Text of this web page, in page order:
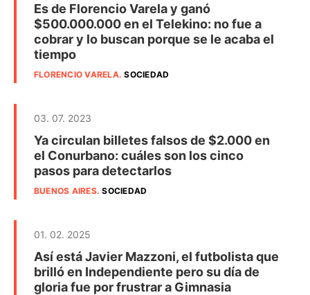
Es de Florencio Varela y ganó
$500.000.000 en el Telekino: no fue a
cobrar y lo buscan porque se le acaba el
tiempo
FLORENCIO VARELA.SOCIEDAD
03. 07. 2023
Ya circulan billetes falsos de $2.000 en
el Conurbano: cuáles son los cinco
pasos para detectarlos
BUENOS AIRES.SOCIEDAD
01. 02. 2025
Así está Javier Mazzoni, el futbolista que
brilló en Independiente pero su día de
gloria fue por frustrar a Gimnasia